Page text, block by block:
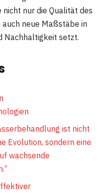
nicht nur die Qualität des
neue Maßstäbe in
Nachhaltigkeit setzt.
ist nicht
Evolution, sondern eine
wachsende